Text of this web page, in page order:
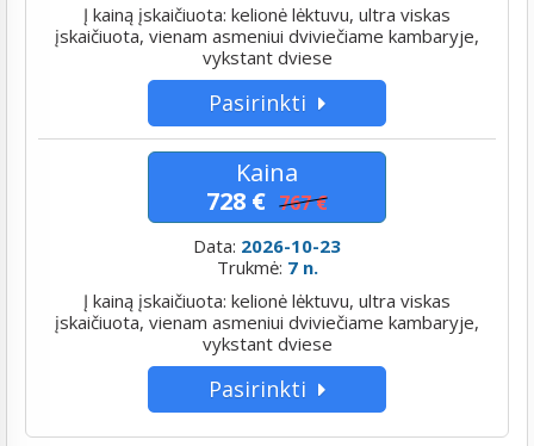
Į kainą įskaičiuota: kelionė lėktuvu, ultra viskas
įskaičiuota, vienam asmeniui dviviečiame kambaryje,
vykstant dviese
Pasirinkti
Kaina
728 € 767 €
Data: 2026-10-23
Trukmė: 7 n.
Į kainą įskaičiuota: kelionė lėktuvu, ultra viskas
įskaičiuota, vienam asmeniui dviviečiame kambaryje,
vykstant dviese
Pasirinkti